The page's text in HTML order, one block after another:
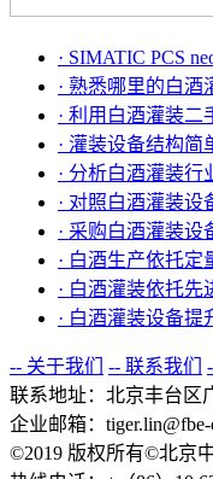
· SIMATIC PCS
· 熟悉哪里的白酒
· 利用白酒灌装二
· 灌装设备结构简
· 分析白酒灌装行
· 对照白酒灌装设
· 采购白酒灌装设
· 白酒生产依托定
· 白酒灌装依托先
· 白酒灌装设备提
-- 关于我们 -- 联系我们
联系地址：北京丰台区
企业邮箱：tiger.lin@fbe-
©2019 版权所有©北京